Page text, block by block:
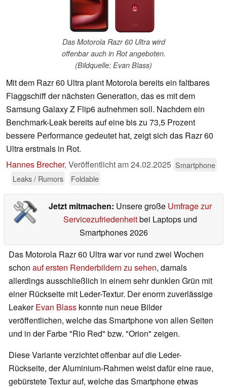
Das Motorola Razr 60 Ultra wird
offenbar auch in Rot angeboten.
(Bildquelle: Evan Blass)
Mit dem Razr 60 Ultra plant Motorola bereits ein faltbares
Flaggschiff der nächsten Generation, das es mit dem
Samsung Galaxy Z Flip6 aufnehmen soll. Nachdem ein
Benchmark-Leak bereits auf eine bis zu 73,5 Prozent
bessere Performance gedeutet hat, zeigt sich das Razr 60
Ultra erstmals in Rot.
Hannes Brecher, Veröffentlicht am24.02.2025 Smartphone
Leaks / Rumors
Foldable
Jetzt mitmachen: Unsere große Umfrage zur
Servicezufriedenheitbei Laptops und
Smartphones 2026
Das Motorola Razr 60 Ultra war vor rund zwei Wochen
schon auf ersten Renderbildern zu sehen, damals
allerdings ausschließlich in einem sehr dunklen Grün mit
einer Rückseite mit Leder-Textur. Der enorm zuverlässige
LeakerEvan Blass konnte nun neue Bilder
veröffentlichen, welche das Smartphone von allen Seiten
und in der Farbe "Rio Red" bzw. "Orion" zeigen.
Diese Variante verzichtet offenbar auf die Leder-
Rückseite, der Aluminium-Rahmen weist dafür eine raue,
gebürstete Textur auf, welche das Smartphone etwas